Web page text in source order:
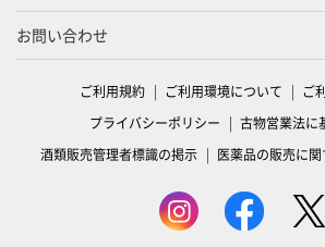
お問い合わせ
ご利用規約 ご利用環境について
ご
プライバシーポリシー
古物営業法に
酒類販売管理者標識の掲示
医薬品の販売に